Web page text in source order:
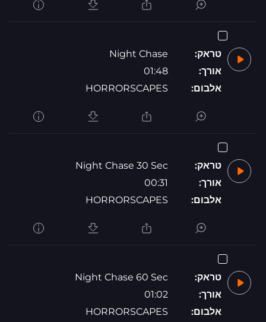
טראק:
Night Chase
אורך:
01:48
אלבום:
HORRORSCAPES
טראק:
Night Chase 30 Sec
אורך:
00:31
אלבום:
HORRORSCAPES
טראק:
Night Chase 60 Sec
אורך:
01:02
אלבום:
HORRORSCAPES